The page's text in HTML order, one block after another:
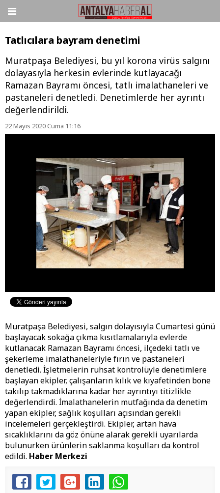
Tatlıcılara bayram denetimi
Muratpaşa Belediyesi, bu yıl korona virüs salgını
dolayasıyla herkesin evlerinde kutlayacağı
Ramazan Bayramı öncesi, tatlı imalathaneleri ve
pastaneleri denetledi. Denetimlerde her ayrıntı
değerlendirildi.
22 Mayıs 2020 Cuma 11:16
Muratpaşa Belediyesi, salgın dolayısıyla Cumartesi günü
başlayacak sokağa çıkma kısıtlamalarıyla evlerde
kutlanacak Ramazan Bayramı öncesi, ilçedeki tatlı ve
şekerleme imalathaneleriyle fırın ve pastaneleri
denetledi. İşletmelerin ruhsat kontrolüyle denetimlere
başlayan ekipler, çalışanların kılık ve kıyafetinden bone
takılıp takmadıklarına kadar her ayrıntıyı titizlikle
değerlendirdi. İmalathanelerin mutfağında da denetim
yapan ekipler, sağlık koşulları açısından gerekli
incelemeleri gerçekleştirdi. Ekipler, artan hava
sıcaklıklarını da göz önüne alarak gerekli uyarılarda
bulunurken ürünlerin saklanma koşulları da kontrol
edildi. Haber Merkezi